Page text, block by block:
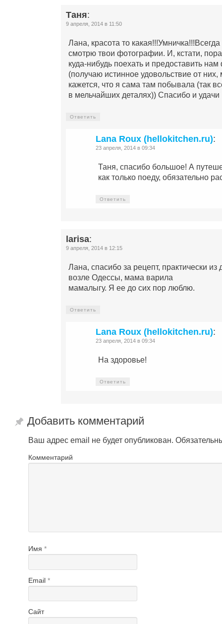
Таня:
9 апреля, 2014 в 11:50
Лана, красота то
смотрю твои фотографии. И, кстати,
куда-нибудь поехать и предоставить
(получаю истинное удовольствие от
кажется, что я сама там побывала (так
в мельчайших деталях)) Спасибо и удачи
Ответить
Lana Roux (hellokitchen.ru):
23 апреля, 2014 в 09:34
Таня, спасибо большое! А
как только поеду, обязательно
Ответить
larisa:
9 апреля, 2014 в 12:15
Лана, спасибо за рецепт, практически из
возле Одессы, мама варила
мамалыгу. Я ее до сих пор люблю.
Ответить
Lana Roux (hellokitchen.ru):
23 апреля, 2014 в 09:34
На здоровье!
Ответить
Добавить комментарий
Ваш адрес email не будет опубликован.
Комментарий
Имя *
Email *
Сайт